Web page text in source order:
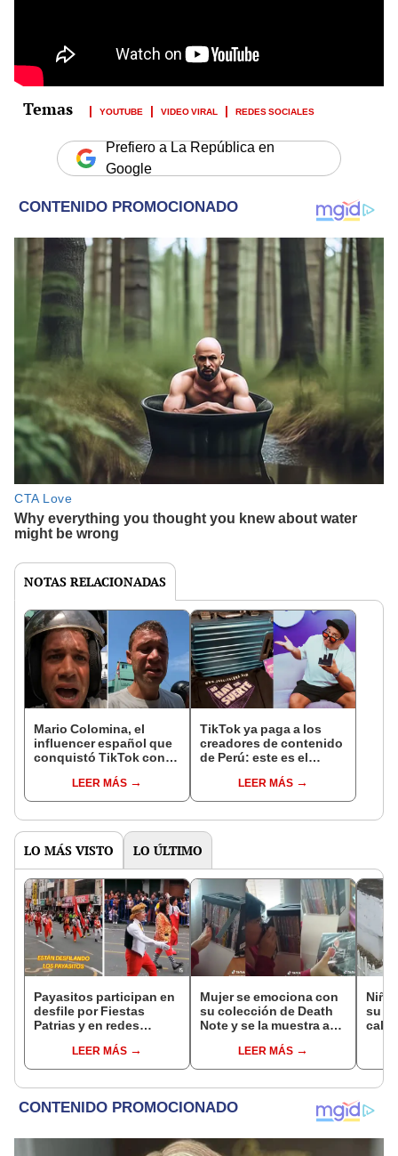
YOUTUBE VIDEO VIRAL REDES SOCIALES
Prefiero a La República en
Google
NOTAS RELACIONADAS
Mario Colomina, el
influencer español que
conquistó TikTok con
"Mi amor nació por la
gastronomía"
LEER MÁS
TikTok ya paga a los
creadores de contenido
de Perú: este es el
llegar a cobrar por 1.000
vistas
LEER MÁS
LO MÁS VISTO LO ÚLTIMO
Payasitos participan en
desfile por Fiestas
Patrias y en redes
caballero”LEER MÁS
Mujer se emociona con
su colección de Death
Note y se la muestra a
presumirlaLEER MÁS
Niño
su